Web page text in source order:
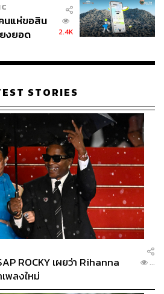
นแห่ขอสิน
ยงยอด
2.4K
STORIES
ROCKY เผยว่า Rihanna
พลงใหม่
...